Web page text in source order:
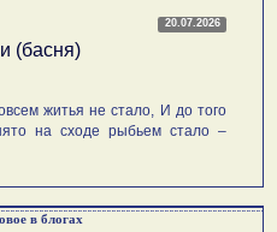
20.07.2026
(басня)
житья не стало, И до того
на сходе рыбьем стало –
в блогах